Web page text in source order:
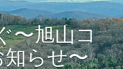
〜旭山コ
らせ〜